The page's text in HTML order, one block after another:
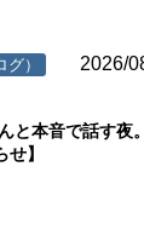
） 2026/
と本音で話す夜
】